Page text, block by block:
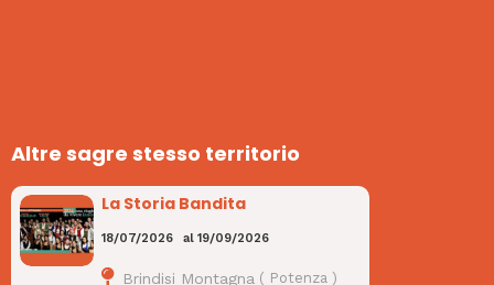
Altre sagre stesso territorio
La Storia Bandita
18/07/2026 al 19/09/2026
Brindisi Montagna ( Potenza)